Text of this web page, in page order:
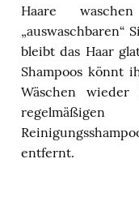
Haare
„auswaschbaren“
bleibt das Haar
Shampoos könnt
Wäschen
entfernt.